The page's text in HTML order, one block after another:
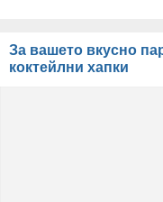
За вашето вкусно
коктейлни хапки